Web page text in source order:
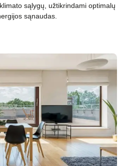
sąlygų, užtikrindami optimalų
sąnaudas.